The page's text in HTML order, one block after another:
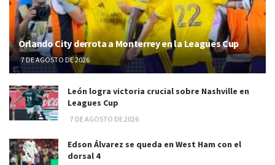
Orlando City derrota a Monterrey en la Leagues Cup
7 DE AGOSTO DE 2026
León logra victoria crucial sobre Nashville en
Leagues Cup
7 DE AGOSTO DE 2026
Edson Álvarez se queda en West Ham con el
dorsal 4